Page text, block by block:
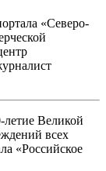
«Северо-
Великой
всех
«Российское